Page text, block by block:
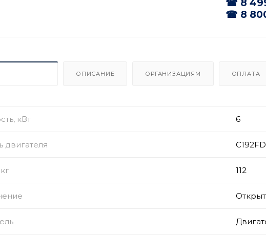
☎ 8
ОПИСАНИЕ ОРГАНИЗАЦИЯМ ОПЛАТА
кВт 6
двигателя C192FD
112